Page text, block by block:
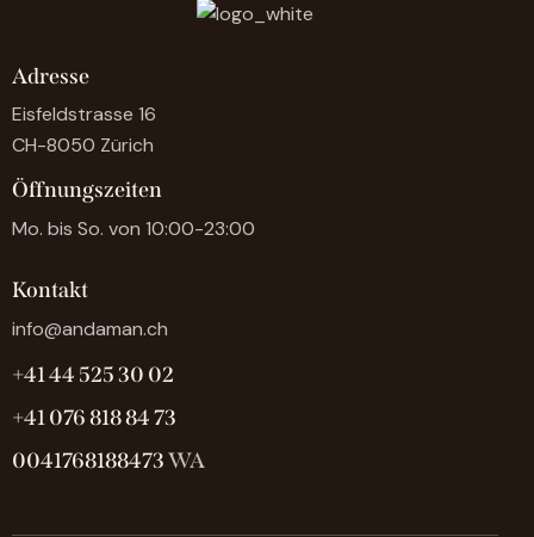
Adresse
Eisfeldstrasse 16
CH-8050 Zürich
Öffnungszeiten
Mo. bis So. von 10:00-23:00
Kontakt
info@andaman.ch
+41 44 525 30 02
+41 076 818 84 73
0041768188473WA